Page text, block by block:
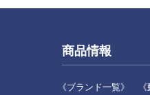
商品情報
《ブランド一覧》